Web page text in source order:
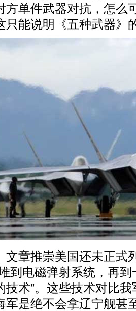
方单件武器对抗，怎么
只能说明《五种武器》
推崇美国还未正式列
到电磁弹射系统，再
技术”。这些技术对比
军是绝不会拿辽宁舰甚